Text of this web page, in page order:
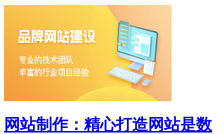
网站制作：精心打造网站是数